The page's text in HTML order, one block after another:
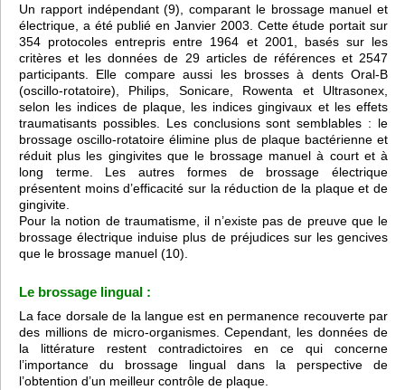
Un rapport indépendant (9), comparant le brossage manuel et
électrique, a été publié en Janvier 2003. Cette étude portait sur
354 protocoles entrepris entre 1964 et 2001, basés sur les
critères et les données de 29 articles de références et 2547
participants. Elle compare aussi les brosses à dents Oral-B
(oscillo-rotatoire), Philips, Sonicare, Rowenta et Ultrasonex,
selon les indices de plaque, les indices gingivaux et les effets
traumatisants possibles. Les conclusions sont semblables : le
brossage oscillo-rotatoire élimine plus de plaque bactérienne et
réduit plus les gingivites que le brossage manuel à court et à
long terme. Les autres formes de brossage électrique
présentent moins d’efficacité sur la réduction de la plaque et de
gingivite.
Pour la notion de traumatisme, il n’existe pas de preuve que le
brossage électrique induise plus de préjudices sur les gencives
que le brossage manuel (10).
Le brossage lingual :
La face dorsale de la langue est en permanence recouverte par
des millions de micro-organismes. Cependant, les données de
la littérature restent contradictoires en ce qui concerne
l’importance du brossage lingual dans la perspective de
l’obtention d’un meilleur contrôle de plaque.